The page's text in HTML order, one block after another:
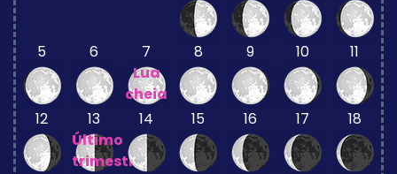
5 6
7
Lua
cheia
8 9 10 11
12
13
Último
trimestre
14 15 16 17 18